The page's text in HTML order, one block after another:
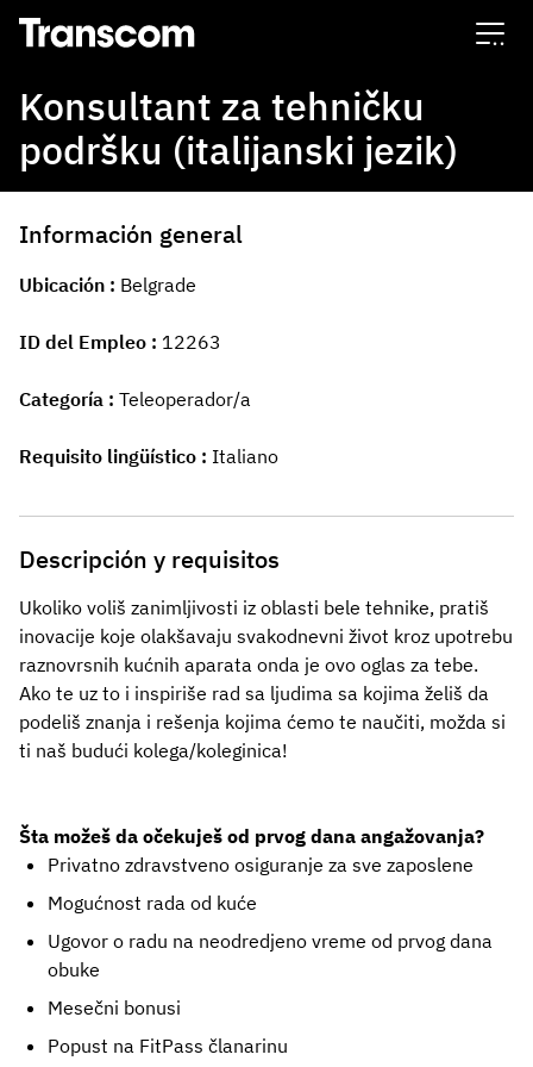
Transcom
Konsultant za tehničku
podršku (italijanski jezik)
Información general
Ubicación Belgrade
ID del Empleo 12263
Categoría Teleoperador/a
Requisito lingüístico Italiano
Descripción y requisitos
Ukoliko voliš zanimljivosti iz oblasti bele tehnike, pratiš
inovacije koje olakšavaju svakodnevni život kroz upotrebu
raznovrsnih kućnih aparata onda je ovo oglas za tebe.
Ako te uz to i inspiriše rad sa ljudima sa kojima želiš da
podeliš znanja i rešenja kojima ćemo te naučiti, možda si
ti naš budući kolega/koleginica!
Šta možeš da očekuješ od prvog dana angažovanja?
Privatno zdravstveno osiguranje za sve zaposlene
Mogućnost rada od kuće
Ugovor o radu na neodredjeno vreme od prvog dana
obuke
Mesečni bonusi
Popust na FitPass članarinu